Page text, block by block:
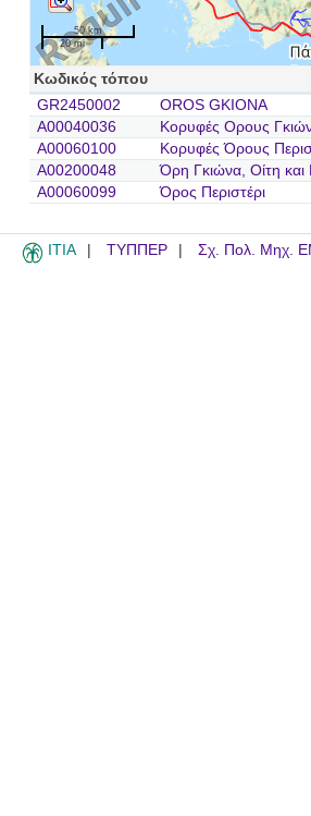
50 km
20 mi
Κωδικός τόπου
GR2450002
OROS GKIONA
A00040036
Κορυφές Ορους
A00060100
Κορυφές Όρους
A00200048
Όρη Γκιώνα, Οίτη και
A00060099
Όρος Περιστέρι
ITIA ΤΥΠΠΕΡ Σχ. Πολ. Μηχ.